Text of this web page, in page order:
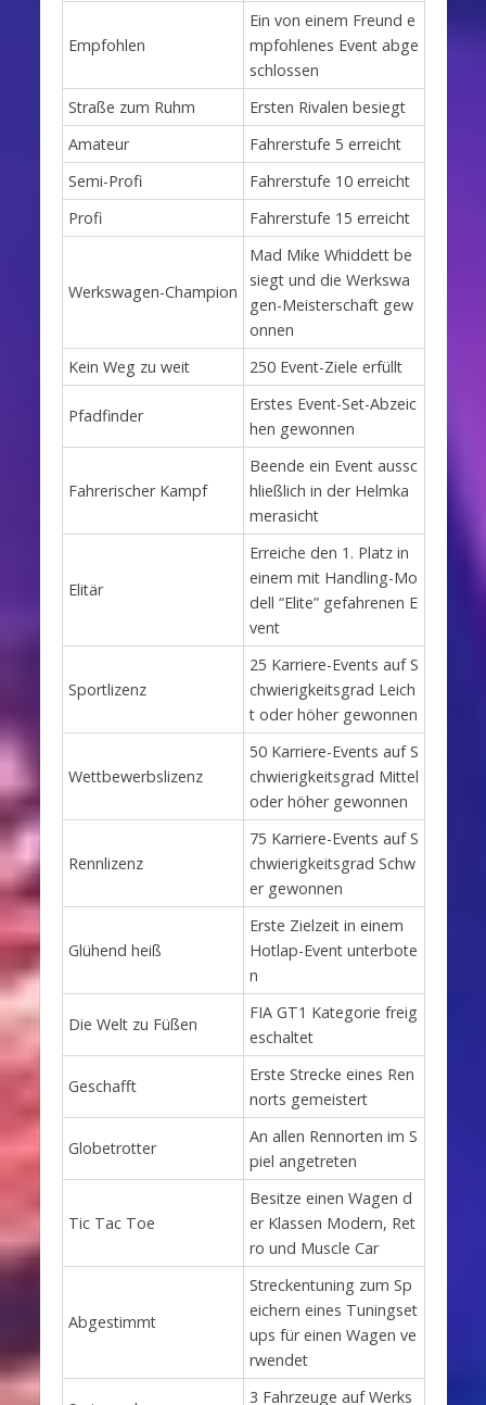
Empfohlen
Ein von einem Freund e
mpfohlenes Event abge
schlossen
Straße zum Ruhm
Ersten Rivalen besiegt
Amateur
Fahrerstufe 5 erreicht
Semi-Profi
Fahrerstufe 10 erreicht
Profi
Fahrerstufe 15 erreicht
Werkswagen-Champion
Mad Mike Whiddett be
siegt und die Werkswa
gen-Meisterschaft gew
onnen
Kein Weg zu weit
250 Event-Ziele erfüllt
Pfadfinder
Erstes Event-Set-Abzeic
hen gewonnen
Fahrerischer Kampf
Beende ein Event aussc
hließlich in der Helmka
merasicht
Elitär
Erreiche den 1. Platz in
einem mit Handling-Mo
dell “Elite” gefahrenen E
vent
Sportlizenz
25 Karriere-Events auf S
chwierigkeitsgrad Leich
t oder höher gewonnen
Wettbewerbslizenz
50 Karriere-Events auf S
chwierigkeitsgrad Mittel
oder höher gewonnen
Rennlizenz
75 Karriere-Events auf S
chwierigkeitsgrad Schw
er gewonnen
Glühend heiß
Erste Zielzeit in einem
Hotlap-Event unterbote
n
Die Welt zu Füßen
FIA GT1 Kategorie freig
eschaltet
Geschafft
Erste Strecke eines Ren
norts gemeistert
Globetrotter
An allen Rennorten im S
piel angetreten
Tic Tac Toe
Besitze einen Wagen d
er Klassen Modern, Ret
ro und Muscle Car
Abgestimmt
Streckentuning zum Sp
eichern eines Tuningset
ups für einen Wagen ve
rwendet
3 Fahrzeuge auf Werks